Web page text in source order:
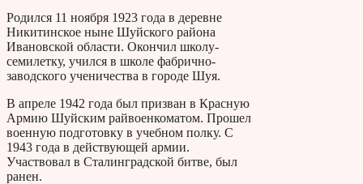
Родился 11 ноября 1923 года в деревне
Никитинское ныне Шуйского района
Ивановской области. Окончил школу-
семилетку, учился в школе фабрично-
заводского ученичества в городе Шуя.
В апреле 1942 года был призван в Красную
Армию Шуйским райвоенкоматом. Прошел
военную подготовку в учебном полку. С
1943 года в действующей армии.
Участвовал в Сталинградской битве, был
ранен.